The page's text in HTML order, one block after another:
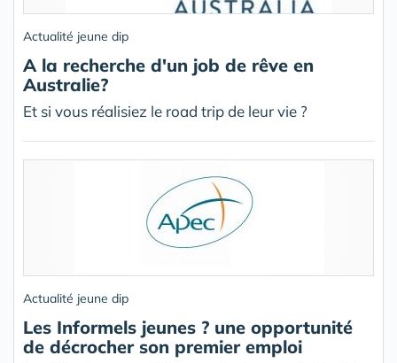
Actualité jeune dip
A la recherche d'un job de rêve en
Australie?
Et si vous réalisiez le road trip de leur vie ?
Actualité jeune dip
Les Informels jeunes ? une opportunité
de décrocher son premier emploi